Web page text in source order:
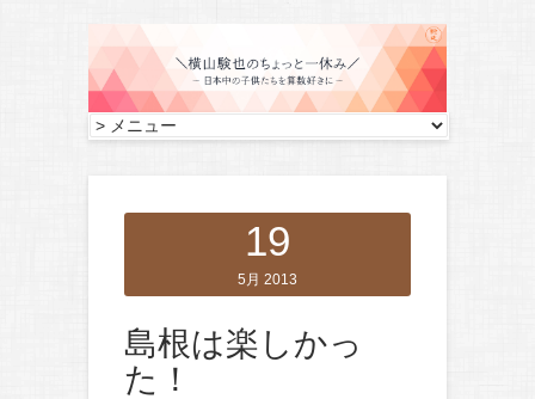
19
5月 2013
島根は楽しかっ
た！